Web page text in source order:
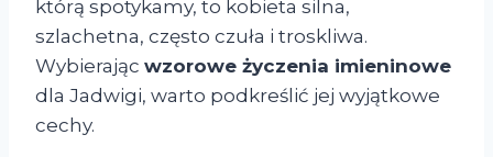
którą spotykamy, to kobieta silna,
szlachetna, często czuła i troskliwa.
Wybierając wzorowe życzenia imieninowe
dla Jadwigi, warto podkreślić jej wyjątkowe
cechy.